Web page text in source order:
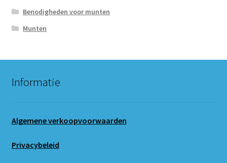
Benodigheden voor munten
Munten
Informatie
Algemene verkoopvoorwaarden
Privacybeleid